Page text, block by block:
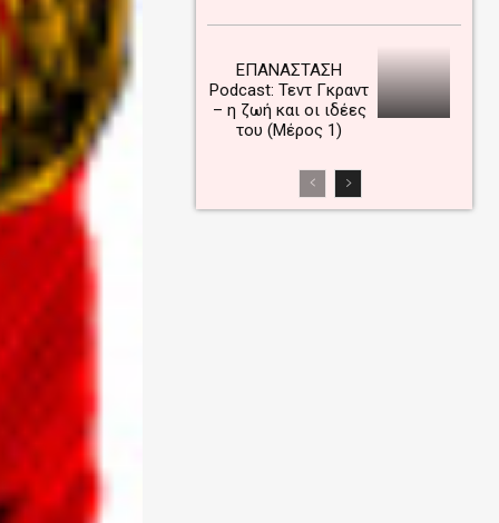
ΕΠΑΝΑΣΤΑΣΗ
Podcast: Τεντ Γκραντ
– η ζωή και οι ιδέες
του (Μέρος 1)